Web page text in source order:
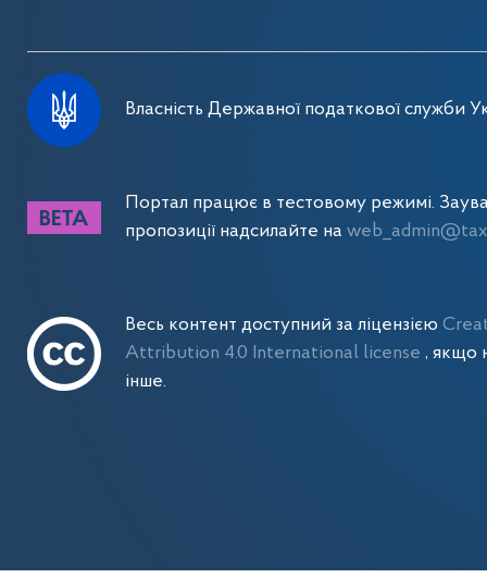
Власність Державної податкової служби
Портал працює в тестовому режимі.
пропозиції надсилайте на
Весь контент доступний за ліцензією
Attribution 4.0 International license , якщо
інше.